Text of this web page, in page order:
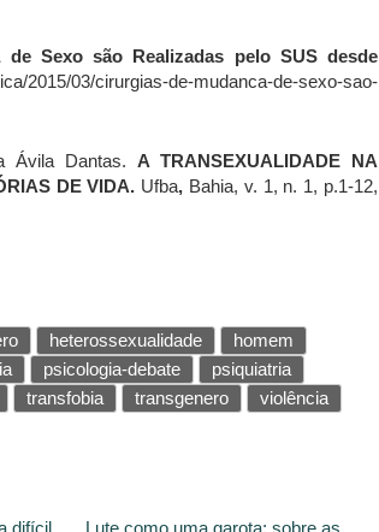
de Sexo são Realizadas pelo SUS desde
2015/03/cirurgias-de-mudanca-de-sexo-sao-
Ávila Dantas. A TRANSEXUALIDADE NA
DE VIDA. Ufba, Bahia, v. 1, n. 1, p.1-12,
heterossexualidade
homem
psicologia-debate
psiquiatria
transfobia transgenero violência
difícil
Lute como uma garota: sobre as